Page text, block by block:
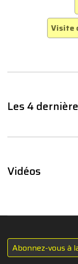
Visite
Les 4
Vidéos
Abonnez-vous à